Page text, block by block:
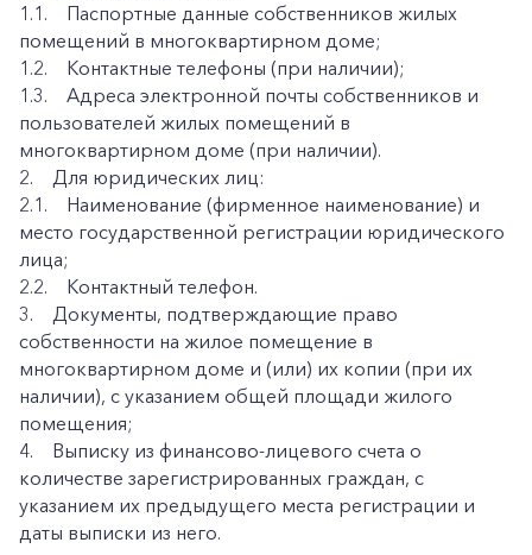
1.1. Паспортные данные собственников жилых
помещений в многоквартирном доме;
1.2. Контактные телефоны (при наличии);
1.3. Адреса электронной почты собственников и
пользователей жилых помещений в
многоквартирном доме (при наличии).
2. Для юридических лиц:
2.1. Наименование (фирменное наименование) и
место государственной регистрации юридического
лица;
2.2. Контактный телефон.
3. Документы, подтверждающие право
собственности на жилое помещение в
многоквартирном доме и (или) их копии (при их
наличии), с указанием общей площади жилого
помещения;
4. Выписку из финансово-лицевого счета о
количестве зарегистрированных граждан, с
указанием их предыдущего места регистрации и
даты выписки из него.